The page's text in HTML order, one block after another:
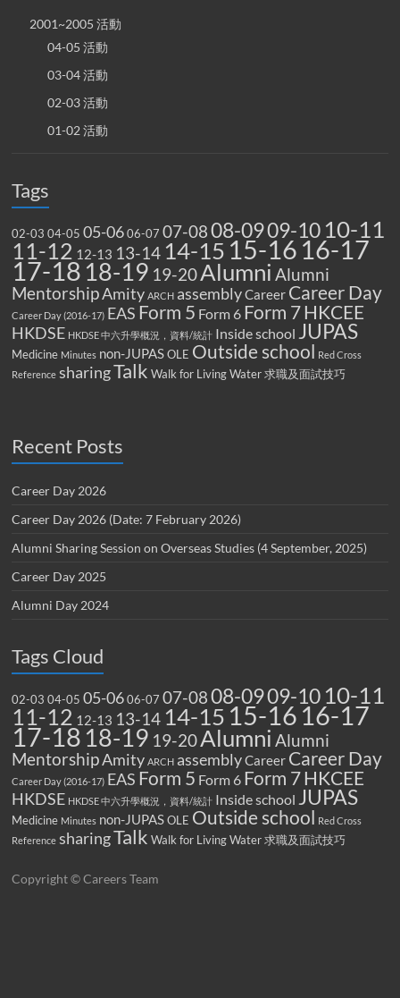
2001~2005 活動
04-05 活動
03-04 活動
02-03 活動
01-02 活動
Tags
02-03 04-05 05-06 06-07 07-0808-0909-10 10-11
11-12 12-13 13-14 14-15 15-16 16-17
17-18 18-19 19-20Alumni Alumni
MentorshipAmity ARCH assemblyCareer Career Day
Career Day (2016-17) EAS Form 5 Form 6 Form 7HKCEE
HKDSE HKDSE 中六升學概況，資料/統計 Inside school JUPAS
Medicine Minutes non-JUPAS OLE Outside school Red Cross
Reference sharingTalk Walk for Living Water 求職及面試技巧
Recent Posts
Career Day 2026
Career Day 2026 (Date: 7 February 2026)
Alumni Sharing Session on Overseas Studies (4 September, 2025)
Career Day 2025
Alumni Day 2024
Tags Cloud
02-03 04-05 05-06 06-07 07-0808-0909-10 10-11
11-12 12-13 13-14 14-15 15-16 16-17
17-18 18-19 19-20Alumni Alumni
MentorshipAmity ARCH assemblyCareer Career Day
Career Day (2016-17) EAS Form 5 Form 6 Form 7HKCEE
HKDSE HKDSE 中六升學概況，資料/統計 Inside school JUPAS
Medicine Minutes non-JUPAS OLE Outside school Red Cross
Reference sharingTalk Walk for Living Water 求職及面試技巧
Copyright © Careers Team